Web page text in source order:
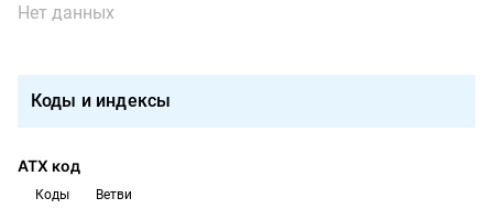
Нет данных
Коды и индексы
АТХ код
Коды Ветви